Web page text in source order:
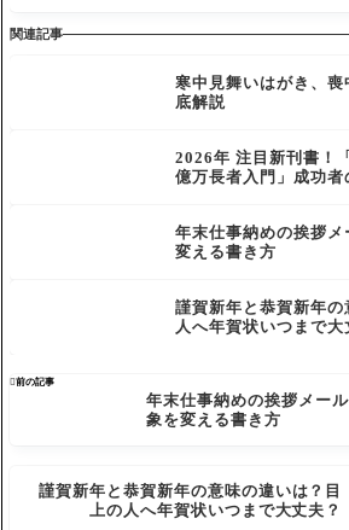
関連記事
寒中見舞いはがき、
底解説
2026年 注目新刊書！
億万長者入門」成功
年末仕事納めの挨拶
変える書き方
謹賀新年と恭賀新年
人へ年賀状いつまで大
前の記事
年末仕事納めの挨拶メー
象を変える書き方
謹賀新年と恭賀新年の意味の違いは？目
上の人へ年賀状いつまで大丈夫？